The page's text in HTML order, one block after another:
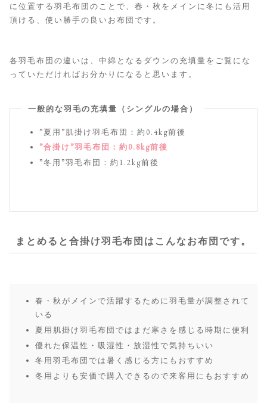
に位置する羽毛布団のことで、春・秋をメインに冬にも活用
頂ける、使い勝手の良いお布団です。
各羽毛布団の違いは、中綿となるダウンの充填量をご覧にな
っていただければお分かりになると思います。
一般的な羽毛の充填量（シングルの場合）
”夏用”肌掛け羽毛布団：約0.4kg前後
”合掛け”羽毛布団：約0.8kg前後
”冬用”羽毛布団：約1.2kg前後
まとめると合掛け羽毛布団はこんなお布団です。
春・秋がメインで活躍するために羽毛量が調整されて
いる
夏用肌掛け羽毛布団ではまだ寒さを感じる時期に便利
優れた保温性・吸湿性・放湿性で気持ちいい
冬用羽毛布団では暑く感じる方にもおすすめ
冬用よりも安価で購入できるので来客用にもおすすめ